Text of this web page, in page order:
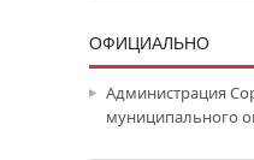
ОФИЦИАЛЬНО
Администрация
муниципального